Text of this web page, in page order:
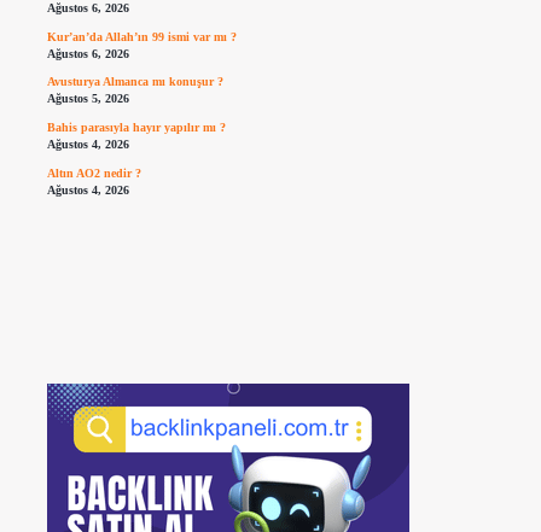
Ağustos 6, 2026
Kur’an’da Allah’ın 99 ismi var mı ?
Ağustos 6, 2026
Avusturya Almanca mı konuşur ?
Ağustos 5, 2026
Bahis parasıyla hayır yapılır mı ?
Ağustos 4, 2026
Altın AO2 nedir ?
Ağustos 4, 2026